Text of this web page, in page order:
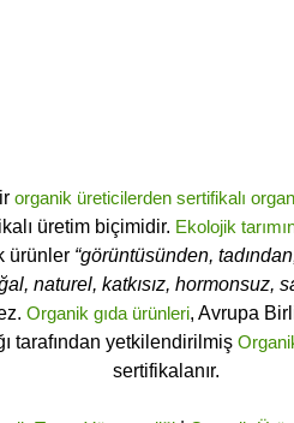
organik üreticilerden sertifikalı
üretim biçimidir. Ekolojik
ürünler “görüntüsünden,
naturel, katkısız, hormonsuz,
Organik gıda ürünleri, Avrupa
tarafından yetkilendirilmiş
sertifikalanır.